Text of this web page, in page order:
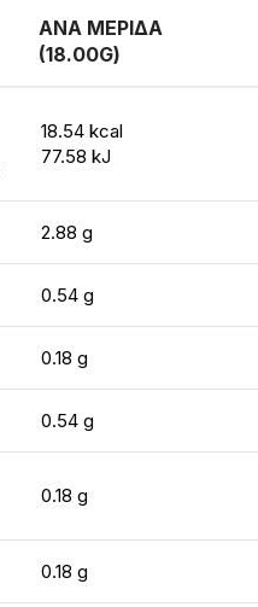
ΑΝΑ ΜΕΡΙΔΑ
(18.00G)
18.54 kcal
77.58 kJ
2.88 g
0.54 g
0.18 g
0.54 g
0.18 g
0.18 g